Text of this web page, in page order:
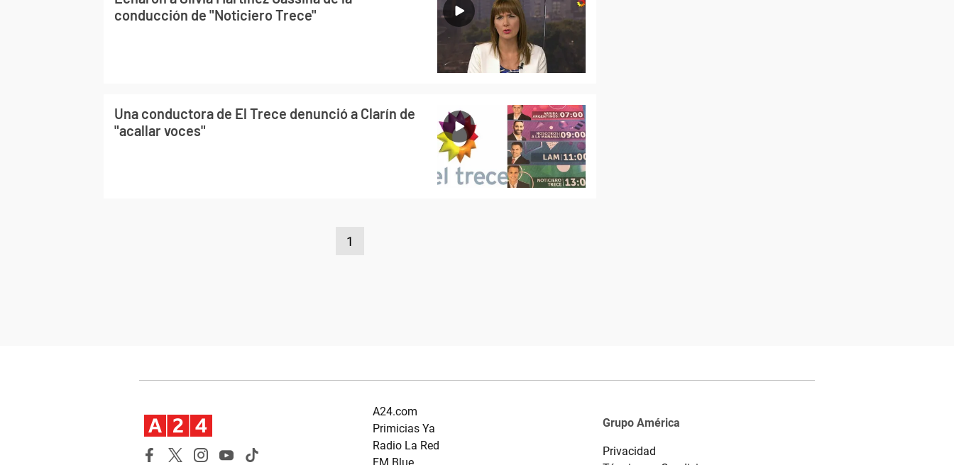
conducción de "Noticiero Trece"
Una conductora de El Trece denunció a Clarín de
"acallar voces"
1
A24.com
Primicias Ya
Radio La Red
Grupo América
Privacidad